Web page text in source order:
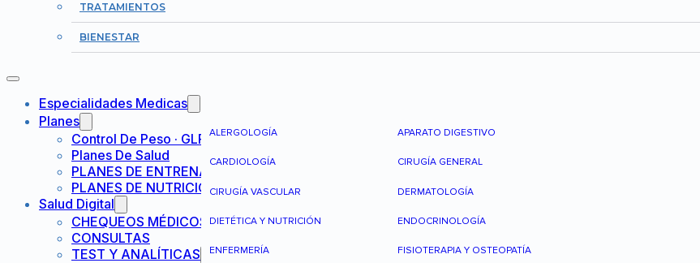
TRATAMIENTOS
BIENESTAR
Especialidades Medicas
ALERGOLOGÍA APARATO DIGESTIVO
CARDIOLOGÍA CIRUGÍA GENERAL
CIRUGÍA VASCULAR DERMATOLOGÍA
DIETÉTICA Y NUTRICIÓN ENDOCRINOLOGÍA
ENFERMERÍA FISIOTERAPIA Y OSTEOPATÍA
Planes
Control De Peso · GLP-1
Planes De Salud
PLANES DE ENTRENAMIENTO
PLANES DE NUTRICIÓN
Salud Digital
CHEQUEOS MÉDICOS
CONSULTAS
TEST Y ANALÍTICAS